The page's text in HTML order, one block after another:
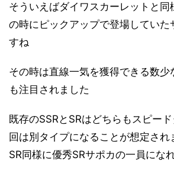
そういえばダイワスカーレットと同
の時にピックアップで登場していた
すね
その時は直線一気を獲得できる数少
も注目されました
既存のSSRとSRはどちらもスピー
回は別タイプになることが想定され
SR同様に優秀SRサポカの一員にな